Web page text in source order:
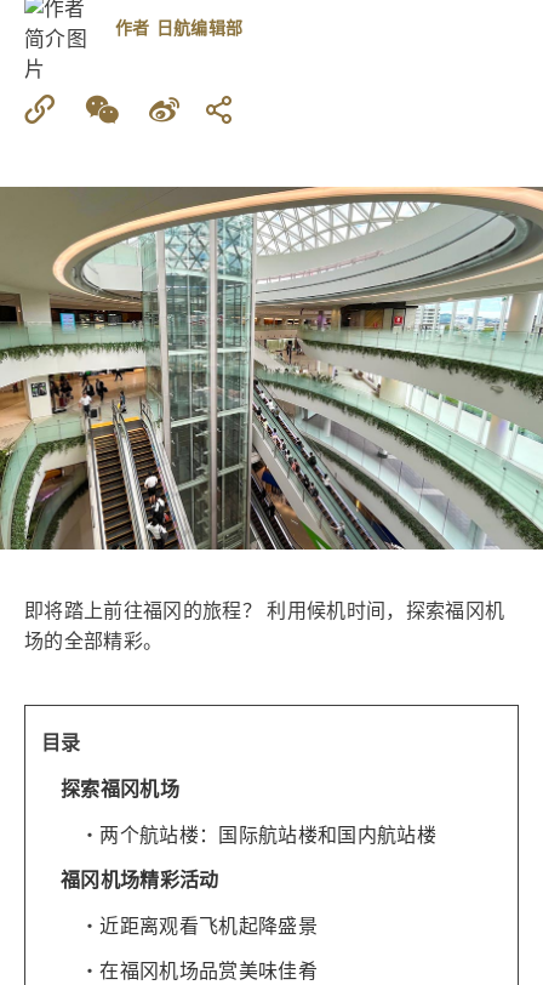
作者 日航编辑部
即将踏上前往福冈的旅程？ 利用候机时间，探索福冈机
场的全部精彩。
目录
探索福冈机场
两个航站楼：国际航站楼和国内航站楼
福冈机场精彩活动
近距离观看飞机起降盛景
在福冈机场品赏美味佳肴